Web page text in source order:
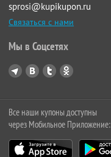
sprosi@kupikupon.ru
Связаться с нами
Мы в Соцсетях
Все наши купоны доступны
через Мобильное Приложение: